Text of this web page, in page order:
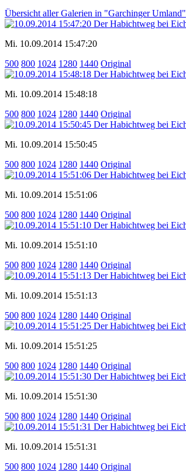
Übersicht aller Galerien in "Garchinger Umland"
Mi. 10.09.2014 15:47:20
500 800 1024 1280 1440 Original
Mi. 10.09.2014 15:48:18
500 800 1024 1280 1440 Original
Mi. 10.09.2014 15:50:45
500 800 1024 1280 1440 Original
Mi. 10.09.2014 15:51:06
500 800 1024 1280 1440 Original
Mi. 10.09.2014 15:51:10
500 800 1024 1280 1440 Original
Mi. 10.09.2014 15:51:13
500 800 1024 1280 1440 Original
Mi. 10.09.2014 15:51:25
500 800 1024 1280 1440 Original
Mi. 10.09.2014 15:51:30
500 800 1024 1280 1440 Original
Mi. 10.09.2014 15:51:31
500 800 1024 1280 1440 Original